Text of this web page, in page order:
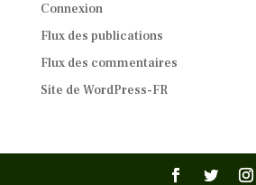
Connexion
Flux des publications
Flux des commentaires
Site de WordPress-FR